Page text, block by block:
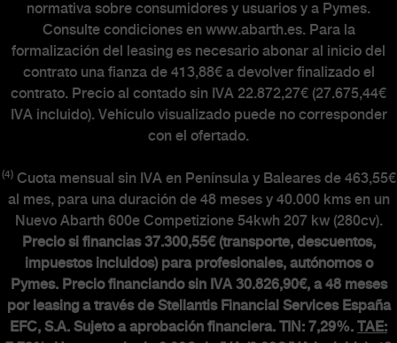
normativa sobre consumidores y usuarios y a Pymes.
Consulte condiciones en www.abarth.es. Para la
formalización del leasing es necesario abonar al inicio del
contrato una fianza de 413,88€ a devolver finalizado el
contrato. Precio al contado sin IVA 22.872,27€ (27.675,44€
IVA incluido). Vehículo visualizado puede no corresponder
con el ofertado.
(4)Cuota mensual sin IVA en Península y Baleares de 463,55€
al mes, para una duración de 48 meses y 40.000 kms en un
Nuevo Abarth 600e Competizione 54kwh 207 kw (280cv).
Precio si financias 37.300,55€ (transporte, descuentos,
impuestos incluidos) para profesionales, autónomos o
Pymes. Precio financiando sin IVA 30.826,90€, a 48 meses
por leasing a través de Stellantis Financial Services España
EFC, S.A. Sujeto a aprobación financiera. TIN: 7,29%. TAE: